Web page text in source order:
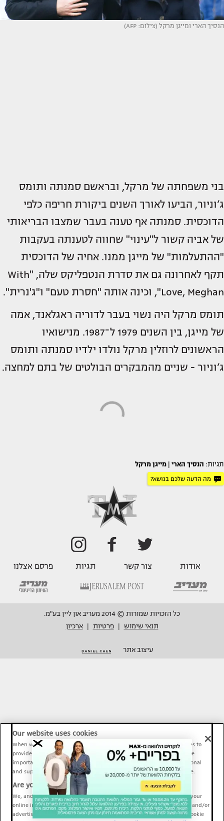
הנסיך הארי ומייגן מרקל (צילום: AFP)
בני משפחתה של מרקל, ובראשם סמנתה ותומס
ג’וניור, הביעו לאורך השנים ביקורת חריפה כלפי
הדוכסית. סמנתה אף טענה בעבר שמצבו הבריאותי
של אביה קשור ל"עינוי" שחווה לטענתה בעקבות
"ההתעלמות" של מייגן ממנו. אחיה של הדוכסית
תקף לאחרונה גם את סדרת הנטפליקס שלה, "With
Love, Meghan", וכינה אותה "חסרת טעם" ו"ג'נרית".
תומס מרקל היה נשוי בעבר לדוריה ראגלאנד, אמה
של מייגן, בין השנים 1979 ל־1987. מנישואיו
הראשונים לרוזלין מרקל נולדו ילדיו סמנתה ותומס
ג’וניור - שניים מהמבקרים הבולטים של בתם למחצה.
תגיות: הנסיך הארי מייגן מרקל
מה הדעה שלכם בנושא?
אודות צור קשר תגיות פרסם אצלנו
כל הזכויות שמורות © 2014 מעריב און ליין בע"מ.
תנאי שימוש
פרטיות ארכיון
עיצוב אתר
Our website uses cookies
When we provide Maariv, TMI and Sport1 content online, we use cookies to
provide social media features and to analyze our traffic. These tools are
important and necessary for our website functionality. Others are optional
and support Maariv, TMI and Sport1 activity and your online experience.
Are you happy to accept cookies?
We, and our partners, use information about your use of our site and your
online interactions to improve our services and to personalize content and/or
advertising for you. You can read more about our privacy policy and cookie